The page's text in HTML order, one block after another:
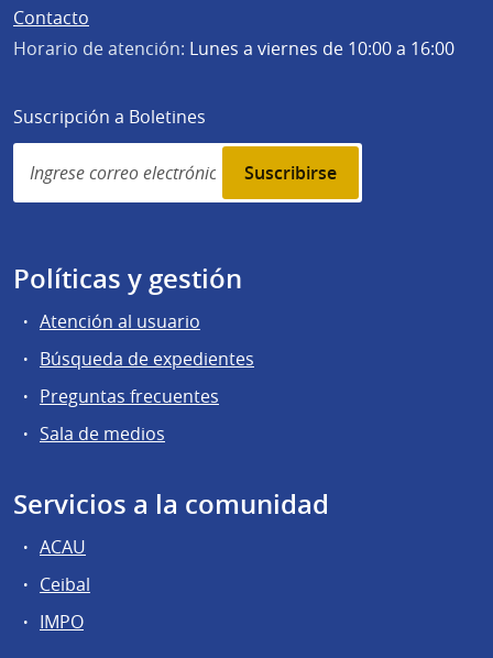
Contacto
Horario de atención: Lunes a viernes de 10:00 a 16:00
Suscripción a Boletines
Simplenews
subscription
Políticas y gestión
Atención al usuario
Búsqueda de expedientes
Preguntas frecuentes
Sala de medios
Servicios a la comunidad
ACAU
Ceibal
IMPO